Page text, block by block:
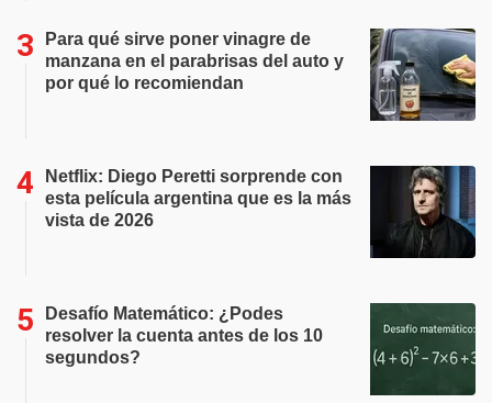
Para qué sirve poner vinagre de
manzana en el parabrisas del auto y
por qué lo recomiendan
Netflix: Diego Peretti sorprende con
esta película argentina que es la más
vista de 2026
Desafío Matemático: ¿Podes
resolver la cuenta antes de los 10
segundos?